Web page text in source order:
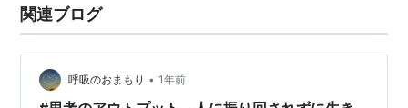
関連ブログ
呼吸のおまもり • 1年前